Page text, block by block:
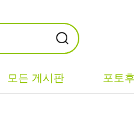
모든 게시판 포토